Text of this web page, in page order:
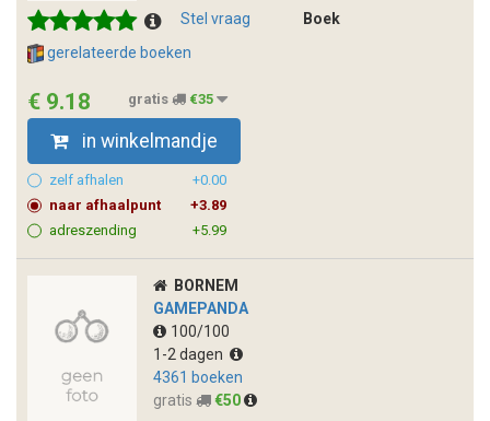
Stel vraag
Boek
gerelateerde boeken
€ 9.18 gratis €35
in winkelmandje
zelf afhalen
+0.00
naar afhaalpunt
+3.89
adreszending
+5.99
BORNEM
GAMEPANDA
100/100
1-2 dagen
4361 boeken
gratis
€50